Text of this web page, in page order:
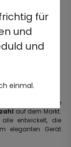
für
und
und
einmal.
und erlebe eine
auf dem Markt.
entwickelt, die
eleganten Gerät